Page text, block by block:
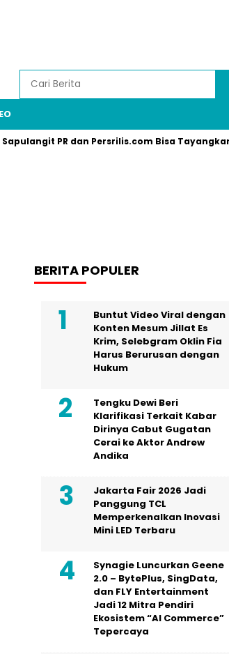
Sapulangit PR dan Persrilis.com Bisa
BERITA POPULER
Buntut Video Viral dengan
Konten Mesum Jillat Es
Krim, Selebgram Oklin Fia
Harus Berurusan dengan
Hukum
Tengku Dewi Beri
Klarifikasi Terkait Kabar
Dirinya Cabut Gugatan
Cerai ke Aktor Andrew
Andika
Jakarta Fair 2026 Jadi
Panggung TCL
Memperkenalkan Inovasi
Mini LED Terbaru
Synagie Luncurkan Geene
2.0 – BytePlus, SingData,
dan FLY Entertainment
Jadi 12 Mitra Pendiri
Ekosistem “AI Commerce”
Tepercaya